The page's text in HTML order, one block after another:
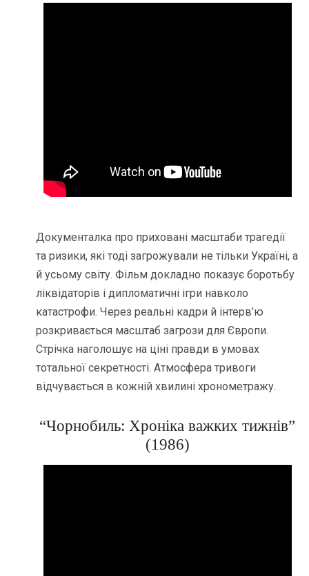
Документалка про приховані масштаби трагедії
та ризики, які тоді загрожували не тільки Україні, а
й усьому світу. Фільм докладно показує боротьбу
ліквідаторів і дипломатичні ігри навколо
катастрофи. Через реальні кадри й інтерв’ю
розкривається масштаб загрози для Європи.
Стрічка наголошує на ціні правди в умовах
тотальної секретності. Атмосфера тривоги
відчувається в кожній хвилині хронометражу.
“Чорнобиль: Хроніка важких тижнів”
(1986)